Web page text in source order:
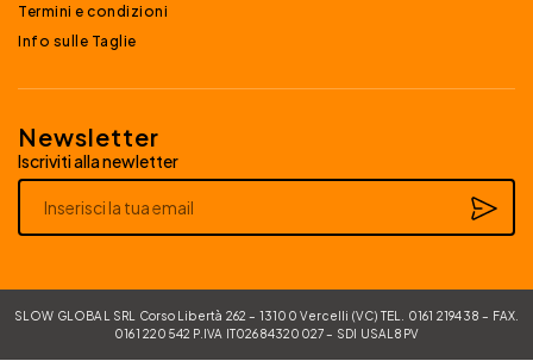
Termini e condizioni
Info sulle Taglie
Newsletter
Iscriviti alla newletter
SLOW GLOBAL SRL Corso Libertà 262 – 13100 Vercelli (VC) TEL. 0161 219438 – FAX.
0161 220542 P.IVA IT02684320027 – SDI USAL8PV